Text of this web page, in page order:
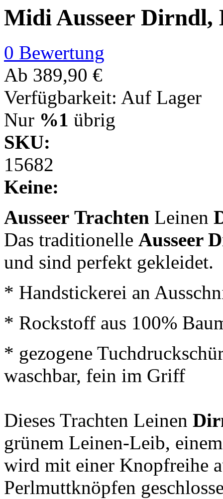
Midi Ausseer Dirndl,
0 Bewertung
Ab 389,90 €
Verfügbarkeit: Auf Lager
Nur %1 übrig
SKU:
15682
Keine:
Ausseer Trachten Leinen
Das traditionelle Ausseer
und sind perfekt gekleidet.
* Handstickerei an
* Rockstoff aus 100%
* gezogene
waschbar, fein im Griff
Dieses Trachten Leinen
grünem Leinen-Leib,
wird mit einer Knopfreihe
Perlmuttknöpfen